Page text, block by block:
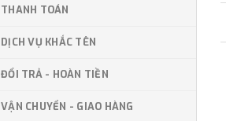
THANH TOÁN
DỊCH VỤ KHẮC TÊN
ĐỔI TRẢ - HOÀN TIỀN
VẬN CHUYỂN - GIAO HÀNG